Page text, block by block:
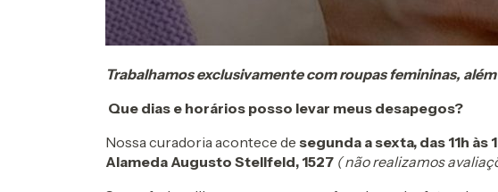
Trabalhamos exclusivamente com roupas femininas,
Que dias e horários posso levar meus desapegos?
Nossa curadoria acontece de segunda a sexta, das 11h às
Alameda Augusto Stellfeld, 1527 ( não realizamos